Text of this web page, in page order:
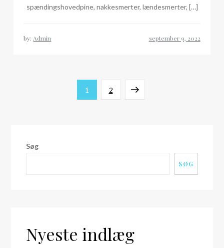
spændingshovedpine, nakkesmerter, lændesmerter, […]
by: Admin
Indlægsinddeling
Page
1 Page
2 Next
Søg
SØG
Nyeste indlæg